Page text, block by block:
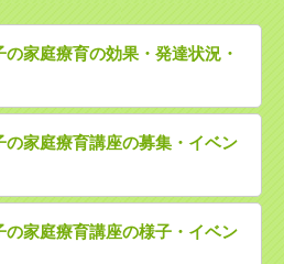
家庭療育の効果・発達状況・
家庭療育講座の募集・イベン
家庭療育講座の様子・イベン